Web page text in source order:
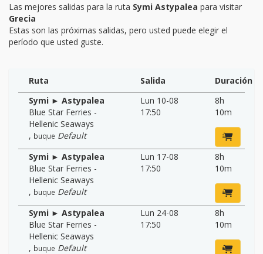
Las mejores salidas para la ruta Symi Astypalea para visitar
Grecia
Estas son las próximas salidas, pero usted puede elegir el
período que usted guste.
Ruta Salida
Duración
Symi ► Astypalea
Blue Star Ferries -
Hellenic Seaways
, buque Default
Lun 10-08
17:50
8h
10m
Symi ► Astypalea
Blue Star Ferries -
Hellenic Seaways
, buque Default
Lun 17-08
17:50
8h
10m
Symi ► Astypalea
Blue Star Ferries -
Hellenic Seaways
, buque Default
Lun 24-08
17:50
8h
10m